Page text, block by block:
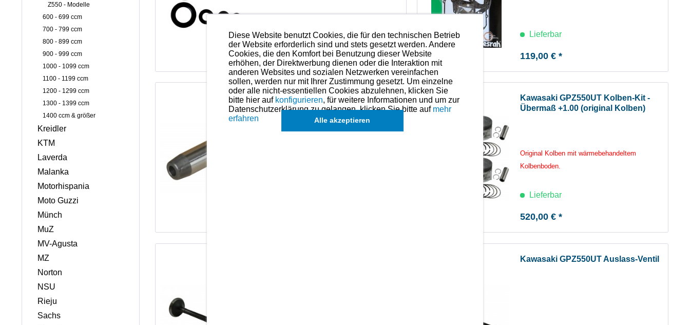
Z550 - Modelle
600 - 699 ccm
700 - 799 ccm
800 - 899 ccm
900 - 999 ccm
1000 - 1099 ccm
1100 - 1199 ccm
1200 - 1299 ccm
1300 - 1399 ccm
1400 ccm & größer
Kreidler
KTM
Laverda
Malanka
Motorhispania
Moto Guzzi
Münch
MuZ
MV-Agusta
MZ
Norton
NSU
Rieju
Sachs
Lieferbar
39,90 € *
Lieferbar
119,00 € *
Kawasaki GPZ550 '80-'91
Ventilführung - Einlass / Auslass
Kawasaki GPZ550UT Kolben-Kit -
Übermaß +1.00 (original Kolben)
Original Kolben mit wärmebehandeltem
Kolbenboden.
Lieferbar
520,00 € *
Kawasaki GPZ550UT Auslass-Ventil
Diese Website benutzt Cookies, die für den technischen Betrieb
der Website erforderlich sind und stets gesetzt werden. Andere
Cookies, die den Komfort bei Benutzung dieser Website
erhöhen, der Direktwerbung dienen oder die Interaktion mit
anderen Websites und sozialen Netzwerken vereinfachen
sollen, werden nur mit Ihrer Zustimmung gesetzt. Um einzelne
oder alle nicht-essentiellen Cookies abzulehnen, klicken Sie
bitte hier auf konfigurieren, für weitere Informationen und um zur
Datenschutzerklärung zu gelangen, klicken Sie bitte auf mehr
erfahren
Alle akzeptieren